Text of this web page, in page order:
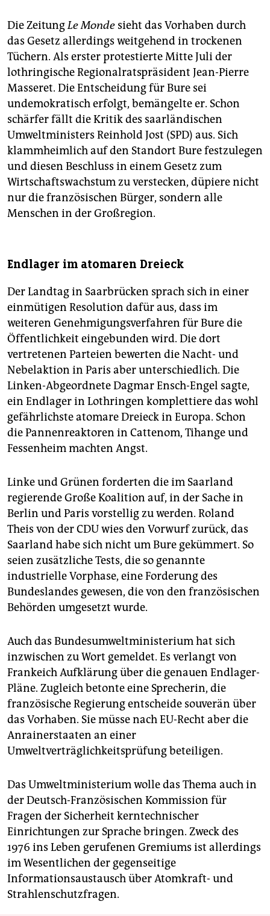
Die ZeitungLe Monde sieht das Vorhaben durch
das Gesetz allerdings weitgehend in trockenen
Tüchern. Als erster protestierte Mitte Juli der
lothringische Regionalratspräsident Jean-Pierre
Masseret. Die Entscheidung für Bure sei
undemokratisch erfolgt, bemängelte er. Schon
schärfer fällt die Kritik des saarländischen
Umweltministers Reinhold Jost (SPD) aus. Sich
klammheimlich auf den Standort Bure festzulegen
und diesen Beschluss in einem Gesetz zum
Wirtschaftswachstum zu verstecken, düpiere nicht
nur die französischen Bürger, sondern alle
Menschen in der Großregion.
Endlager im atomaren Dreieck
Der Landtag in Saarbrücken sprach sich in einer
einmütigen Resolution dafür aus, dass im
weiteren Genehmigungsverfahren für Bure die
Öffentlichkeit eingebunden wird. Die dort
vertretenen Parteien bewerten die Nacht- und
Nebelaktion in Paris aber unterschiedlich. Die
Linken-Abgeordnete Dagmar Ensch-Engel sagte,
ein Endlager in Lothringen komplettiere das wohl
gefährlichste atomare Dreieck in Europa. Schon
die Pannenreaktoren in Cattenom, Tihange und
Fessenheim machten Angst.
Linke und Grünen forderten die im Saarland
regierende Große Koalition auf, in der Sache in
Berlin und Paris vorstellig zu werden. Roland
Theis von der CDU wies den Vorwurf zurück, das
Saarland habe sich nicht um Bure gekümmert. So
seien zusätzliche Tests, die so genannte
industrielle Vorphase, eine Forderung des
Bundeslandes gewesen, die von den französischen
Behörden umgesetzt wurde.
Auch das Bundesumweltministerium hat sich
inzwischen zu Wort gemeldet. Es verlangt von
Frankeich Aufklärung über die genauen Endlager-
Pläne. Zugleich betonte eine Sprecherin, die
französische Regierung entscheide souverän über
das Vorhaben. Sie müsse nach EU-Recht aber die
Anrainerstaaten an einer
Umweltverträglichkeitsprüfung beteiligen.
Das Umweltministerium wolle das Thema auch in
der Deutsch-Französischen Kommission für
Fragen der Sicherheit kerntechnischer
Einrichtungen zur Sprache bringen. Zweck des
1976 ins Leben gerufenen Gremiums ist allerdings
im Wesentlichen der gegenseitige
Informationsaustausch über Atomkraft- und
Strahlenschutzfragen.